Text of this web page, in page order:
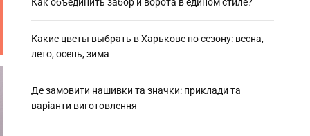
Какие цветы выбрать в Харькове по сезону: весна,
лето, осень, зима
Де замовити нашивки та значки: приклади та
варіанти виготовлення